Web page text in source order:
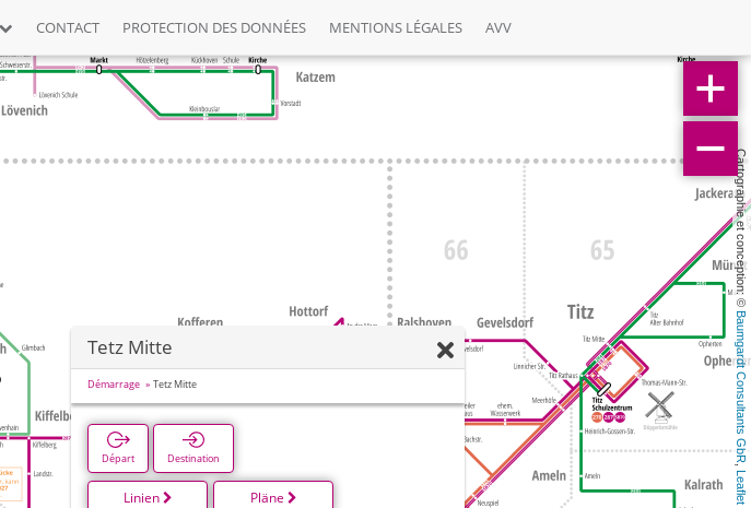
CONTACT PROTECTION DES DONNÉES MENTIONS LÉGALES AVV
Cartographie et conception: ©
Baumgardt Consultants GbR
,
Leaflet
Tetz Mitte
Démarrage Tetz Mitte
Départ Destination
Linien Pläne